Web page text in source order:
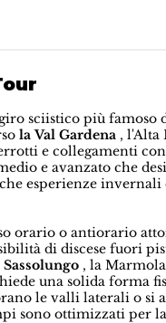
sciistico più famoso
la Val Gardena , l'Alta
e collegamenti
e avanzato che
esperienze
orario o antiorario
di discese fuori
Sassolungo , la
una solida forma
le valli laterali o si
sono ottimizzati per